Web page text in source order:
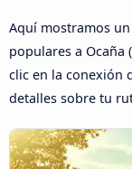
Aquí mostramos
populares a Ocaña
clic en la conexión
detalles sobre tu